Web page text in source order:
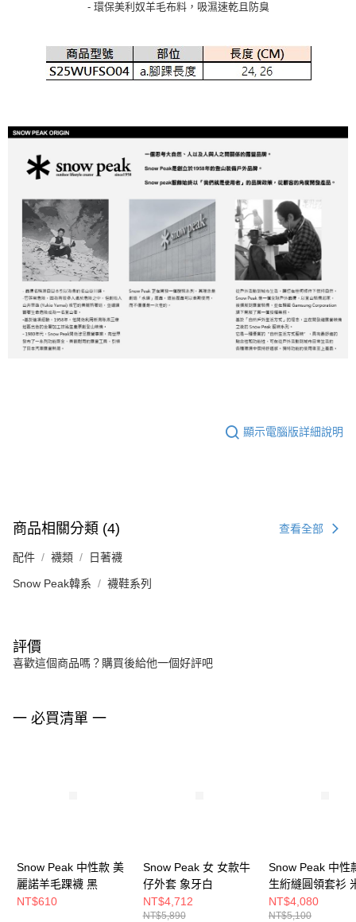
- 環保美利奴羊毛布料，吸濕速乾且防臭
顯示電腦版詳細說明
商品相關分類 (4) 查看全部
配件 襪類 日著襪
Snow Peak韓系 襪鞋系列
評價
喜歡這個商品嗎？購買後給他一個好評吧
一 必買清單 一
Snow Peak 中性款 美
麗諾羊毛踝襪 黑
NT$610
Snow Peak 女 女款牛
仔外套 象牙白
NT$4,712
NT$5,890
Snow Peak 中性
生絎縫圓領套衫
色
NT$4,080
NT$5,100